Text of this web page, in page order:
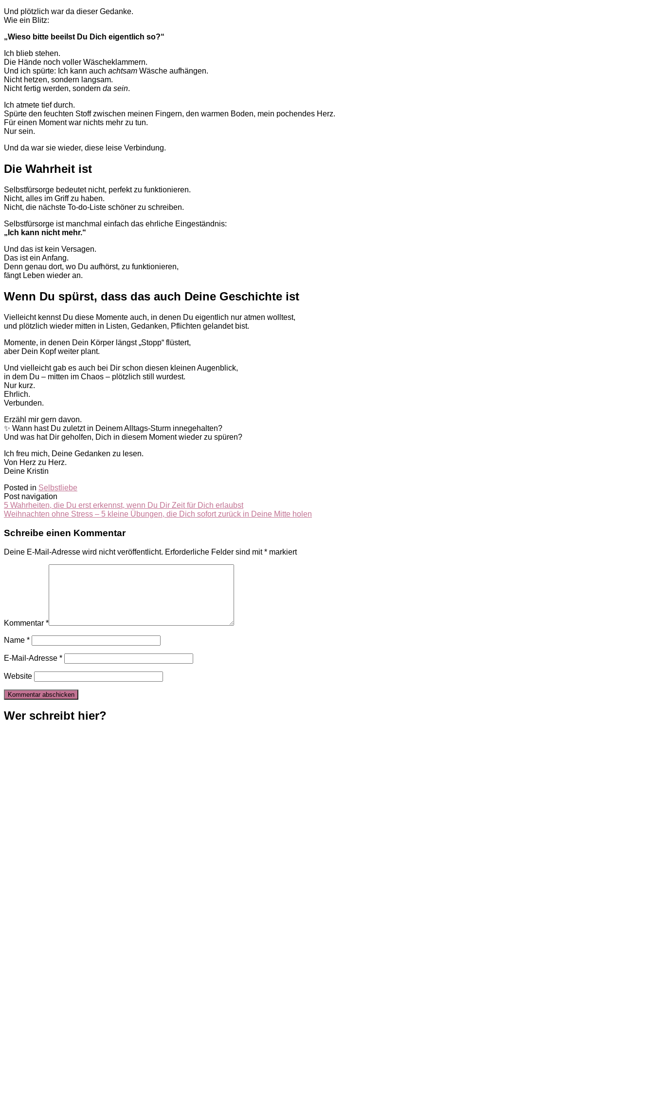
Und plötzlich war da dieser Gedanke.
Wie ein Blitz:
„Wieso bitte beeilst Du Dich eigentlich so?“
Ich blieb stehen.
Die Hände noch voller Wäscheklammern.
Und ich spürte: Ich kann auch achtsam Wäsche aufhängen.
Nicht hetzen, sondern langsam.
Nicht fertig werden, sondern da sein.
Ich atmete tief durch.
Spürte den feuchten Stoff zwischen meinen Fingern, den warmen Boden, mein pochendes Herz.
Für einen Moment war nichts mehr zu tun.
Nur sein.
Und da war sie wieder, diese leise Verbindung.
Die Wahrheit ist
Selbstfürsorge bedeutet nicht, perfekt zu funktionieren.
Nicht, alles im Griff zu haben.
Nicht, die nächste To-do-Liste schöner zu schreiben.
Selbstfürsorge ist manchmal einfach das ehrliche Eingeständnis:
„Ich kann nicht mehr.“
Und das ist kein Versagen.
Das ist ein Anfang.
Denn genau dort, wo Du aufhörst, zu funktionieren,
fängt Leben wieder an.
Wenn Du spürst, dass das auch Deine Geschichte ist
Vielleicht kennst Du diese Momente auch, in denen Du eigentlich nur atmen wolltest,
und plötzlich wieder mitten in Listen, Gedanken, Pflichten gelandet bist.
Momente, in denen Dein Körper längst „Stopp“ flüstert,
aber Dein Kopf weiter plant.
Und vielleicht gab es auch bei Dir schon diesen kleinen Augenblick,
in dem Du – mitten im Chaos – plötzlich still wurdest.
Nur kurz.
Ehrlich.
Verbunden.
Erzähl mir gern davon.
✨ Wann hast Du zuletzt in Deinem Alltags-Sturm innegehalten?
Und was hat Dir geholfen, Dich in diesem Moment wieder zu spüren?
Ich freu mich, Deine Gedanken zu lesen.
Von Herz zu Herz.
Deine Kristin
Posted in Selbstliebe
Post navigation
5 Wahrheiten, die Du erst erkennst, wenn Du Dir Zeit für Dich erlaubst
Weihnachten ohne Stress – 5 kleine Übungen, die Dich sofort zurück in Deine Mitte holen
Schreibe einen Kommentar
Deine E-Mail-Adresse wird nicht veröffentlicht. Erforderliche Felder sind mit* markiert
Kommentar *
Name *
E-Mail-Adresse *
Website
Wer schreibt hier?